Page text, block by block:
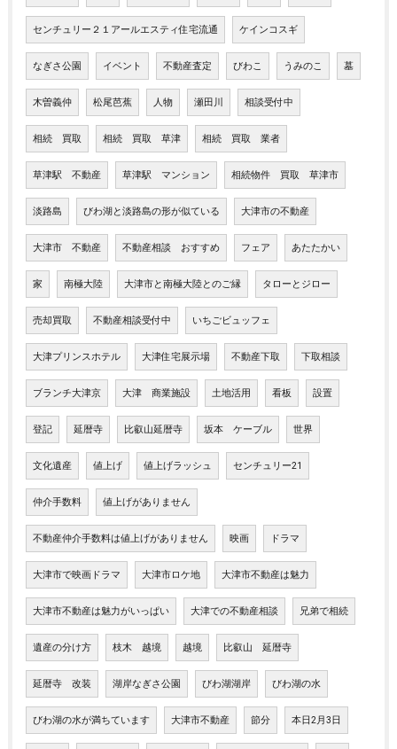
センチュリー２１アールエスティ住宅流通 ケインコスギ
なぎさ公園 イベント 不動産査定 びわこ うみのこ 墓
木曽義仲 松尾芭蕉 人物 瀬田川 相談受付中
相続 買取 相続 買取 草津 相続 買取 業者
草津駅 不動産 草津駅 マンション 相続物件 買取 草津市
淡路島 びわ湖と淡路島の形が似ている 大津市の不動産
大津市 不動産 不動産相談 おすすめ フェア あたたかい
家 南極大陸 大津市と南極大陸とのご縁 タローとジロー
売却買取 不動産相談受付中 いちごビュッフェ
大津プリンスホテル 大津住宅展示場 不動産下取 下取相談
ブランチ大津京 大津 商業施設 土地活用 看板 設置
登記 延暦寺 比叡山延暦寺 坂本 ケーブル 世界
文化遺産 値上げ 値上げラッシュ センチュリー21
仲介手数料 値上げがありません
不動産仲介手数料は値上げがありません 映画 ドラマ
大津市で映画ドラマ 大津市ロケ地 大津市不動産は魅力
大津市不動産は魅力がいっぱい 大津での不動産相談 兄弟で相続
遺産の分け方 枝木 越境 越境 比叡山 延暦寺
延暦寺 改装 湖岸なぎさ公園 びわ湖湖岸 びわ湖の水
びわ湖の水が満ちています 大津市不動産 節分 本日2月3日